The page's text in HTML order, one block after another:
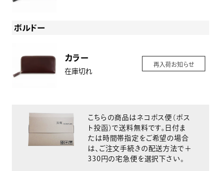
ボルドー
カラー
在庫切れ
再入荷お知らせ
こちらの商品はネコポス便（ポス
ト投函）で送料無料です。日付ま
たは時間帯指定をご希望の場合
は、ご注文手続きの配送方法で＋
330円の宅急便を選択下さい。